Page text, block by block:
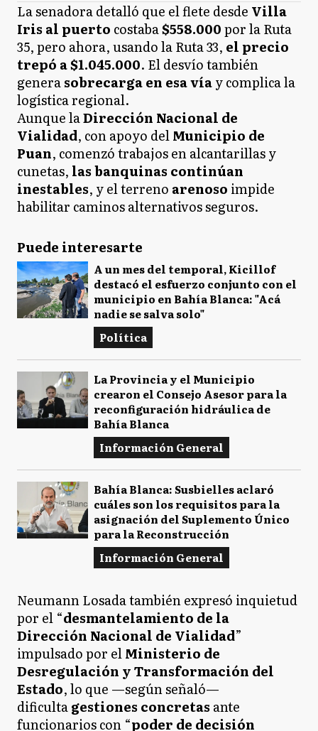
La senadora detalló que el flete desde Villa
Iris al puerto costaba$558.000por la Ruta
35, pero ahora, usando la Ruta 33, el precio
trepó a $1.045.000. El desvío también
generasobrecarga en esa víay complica la
logística regional.
Aunque laDirección Nacional de
Vialidad, con apoyo delMunicipio de
Puan, comenzó trabajos en alcantarillas y
cunetas, las banquinas continúan
inestables, y el terreno arenoso impide
habilitar caminos alternativos seguros.
Puede interesarte
A un mes del temporal, Kicillof
destacó el esfuerzo conjunto con el
municipio en Bahía Blanca: "Acá
nadie se salva solo"
Política
La Provincia y el Municipio
crearon el Consejo Asesor para la
reconfiguración hidráulica de
Bahía Blanca
Información General
Bahía Blanca: Susbielles aclaró
cuáles son los requisitos para la
asignación del Suplemento Único
para la Reconstrucción
Información General
Neumann Losada también expresó inquietud
por el “desmantelamiento de la
Dirección Nacional de Vialidad”
impulsado por elMinisterio de
Desregulación y Transformación del
Estado, lo que —según señaló—
dificultagestiones concretasante
funcionarios con “poder de decisión